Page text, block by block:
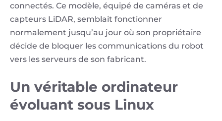
connectés. Ce modèle, équipé de caméras et de
capteurs LiDAR, semblait fonctionner
normalement jusqu’au jour où son propriétaire
décide de bloquer les communications du robot
vers les serveurs de son fabricant.
Un véritable ordinateur
évoluant sous Linux